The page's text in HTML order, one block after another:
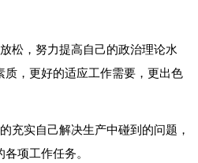
松，努力提高自己的政治理论水
，更好的适应工作需要，更出色
充实自己解决生产中碰到的问题，
项工作任务。